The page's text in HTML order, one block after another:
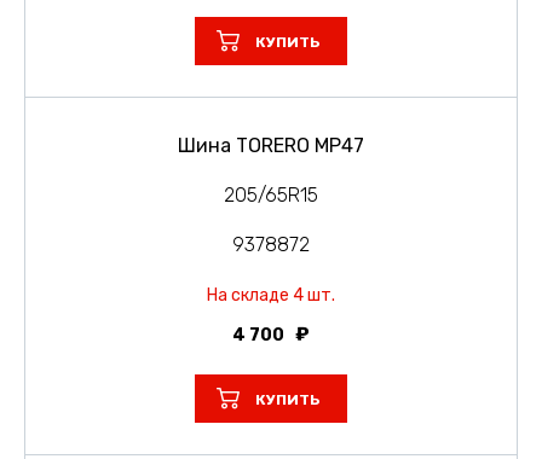
КУПИТЬ
Шина TORERO MP47
205/65R15
9378872
На складе 4 шт.
4 700
КУПИТЬ